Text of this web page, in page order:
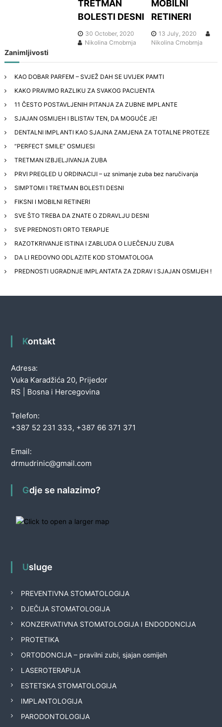
t
i
o
n
TRETMAN
BOLESTI DESNI
30 October, 2020
Nikolina Crnobrnja
MOBILNI
RETINERI
13 July, 2020
Nikolina Crnobrnja
Zanimljivosti
KAO DOBAR PARFEM – SVJEŽ DAH SE UVIJEK PAMTI
KAKO PRAVIMO RAZLIKU ZA SVAKOG PACIJENTA
11 ČESTO POSTAVLJENIH PITANJA ZA ZUBNE IMPLANTE
SJAJAN OSMIJEH I BLISTAV TEN, DA MOGUĆE JE!
DENTALNI IMPLANTI KAO SJAJNA ZAMJENA ZA TOTALNE PROTEZE
“PERFECT SMILE” OSMIJESI
TRETMAN IZBJELJIVANJA ZUBA
PRVI PREGLED U ORDINACIJI – uz snimanje zuba bez naručivanja
SIMPTOMI I TRETMAN BOLESTI DESNI
FIKSNI I MOBILNI RETINERI
SVE ŠTO TREBA DA ZNATE O ZDRAVLJU DESNI
SVE PREDNOSTI ORTO TERAPIJE
RAZOTKRIVANJE ISTINA I ZABLUDA O LIJEČENJU ZUBA
DA LI REDOVNO ODLAZITE KOD STOMATOLOGA
PREDNOSTI UGRADNJE IMPLANTATA ZA ZDRAV I SJAJAN OSMIJEH !
Kontakt
Adresa:
Vuka Karadžića 20, Prijedor
RS | Bosna i Hercegovina
Telefon:
+387 52 231 333, +387 66 371 371
Email:
drmudrinic@gmail.com
Gdje se nalazimo?
Usluge
PREVENTIVNA STOMATOLOGIJA
DJEČIJA STOMATOLOGIJA
KONZERVATIVNA STOMATOLOGIJA I ENDODONCIJA
PROTETIKA
ORTODONCIJA – pravilni zubi, sjajan osmijeh
LASEROTERAPIJA
ESTETSKA STOMATOLOGIJA
IMPLANTOLOGIJA
PARODONTOLOGIJA